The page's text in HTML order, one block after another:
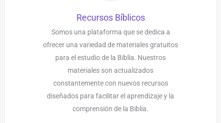
Recursos Bíblicos
Somos una plataforma que se dedica a
ofrecer una variedad de materiales gratuitos
para el estudio de la Biblia. Nuestros
materiales son actualizados
constantemente con nuevos recursos
diseñados para facilitar el aprendizaje y la
comprensión de la Biblia.